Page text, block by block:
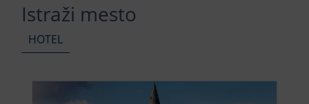
Istraži mesto
HOTEL